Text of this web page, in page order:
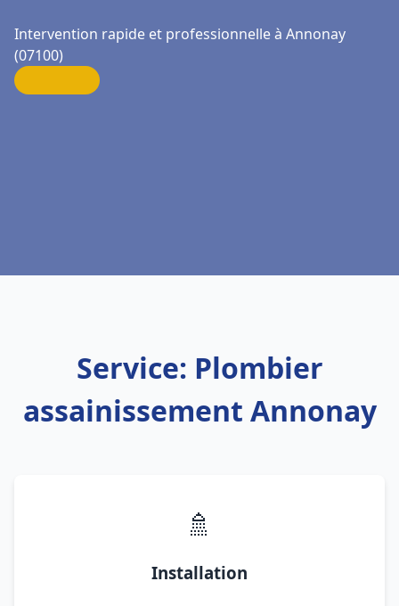
Intervention rapide et professionnelle à Annonay
(07100)
Service: Plombier
assainissement Annonay
🚿
Installation